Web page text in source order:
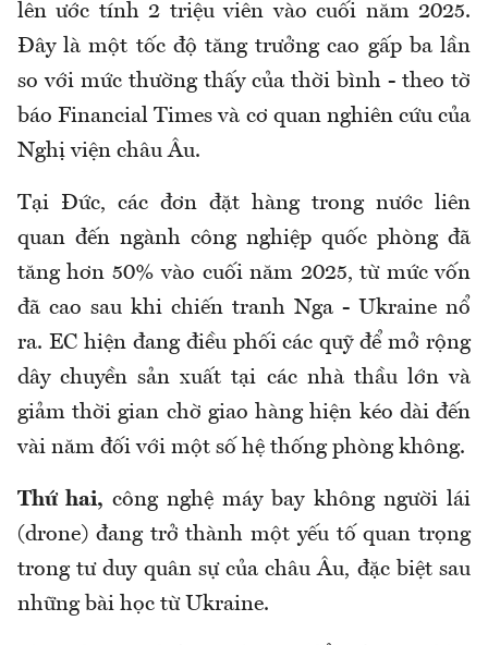
lên ước tính 2 triệu viên vào cuối năm 2025.
Đây là một tốc độ tăng trưởng cao gấp ba lần
so với mức thường thấy của thời bình - theo tờ
báo Financial Times và cơ quan nghiên cứu của
Nghị viện châu Âu.
Tại Đức, các đơn đặt hàng trong nước liên
quan đến ngành công nghiệp quốc phòng đã
tăng hơn 50% vào cuối năm 2025, từ mức vốn
đã cao sau khi chiến tranh Nga - Ukraine nổ
ra. EC hiện đang điều phối các quỹ để mở rộng
dây chuyền sản xuất tại các nhà thầu lớn và
giảm thời gian chờ giao hàng hiện kéo dài đến
vài năm đối với một số hệ thống phòng không.
Thứ hai, công nghệ máy bay không người lái
(drone) đang trở thành một yếu tố quan trọng
trong tư duy quân sự của châu Âu, đặc biệt sau
những bài học từ Ukraine.